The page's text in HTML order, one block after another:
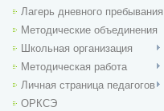
Лагерь дневного пребывания
Методические объединения
Школьная организация
Методическая работа
Личная страница педагогов
ОРКСЭ